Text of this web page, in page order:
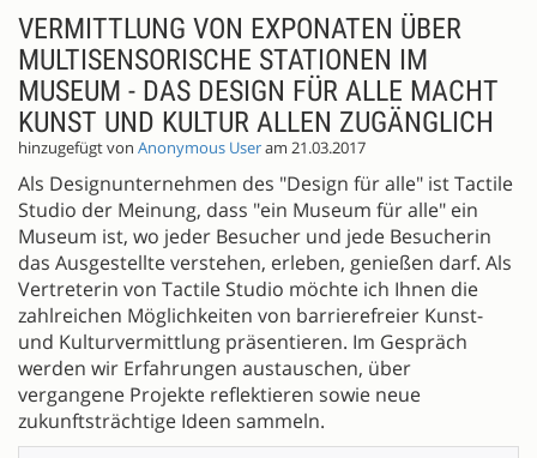
VERMITTLUNG VON EXPONATEN ÜBER
MULTISENSORISCHE STATIONEN IM
MUSEUM - DAS DESIGN FÜR ALLE MACHT
KUNST UND KULTUR ALLEN ZUGÄNGLICH
hinzugefügt von Anonymous Useram 21.03.2017
Als Designunternehmen des "Design für alle" ist Tactile
Studio der Meinung, dass "ein Museum für alle" ein
Museum ist, wo jeder Besucher und jede Besucherin
das Ausgestellte verstehen, erleben, genießen darf. Als
Vertreterin von Tactile Studio möchte ich Ihnen die
zahlreichen Möglichkeiten von barrierefreier Kunst-
und Kulturvermittlung präsentieren. Im Gespräch
werden wir Erfahrungen austauschen, über
vergangene Projekte reflektieren sowie neue
zukunftsträchtige Ideen sammeln.